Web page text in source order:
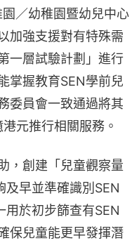
／幼稚園暨幼兒中心
加強支援對有特殊需
一層試驗計劃」進行
掌握教育SEN學前兒
委員會一致通過將其
元推行相關服務。
，創建「兒童觀察量
早並準確識別SEN
於初步篩查有SEN
保兒童能更早發揮潛